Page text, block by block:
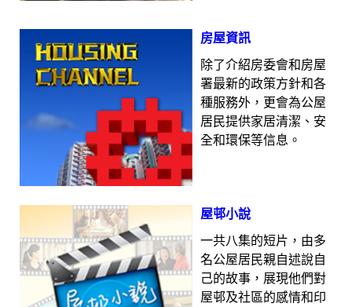
房屋資訊
除了介紹房委會和房屋
署最新的政策方針和各
種服務外，更會為公屋
居民提供家居清潔、安
全和環保等信息。
屋邨小說
一共八集的短片，由多
名公屋居民親自述說自
己的故事，展現他們對
屋邨及社區的感情和印